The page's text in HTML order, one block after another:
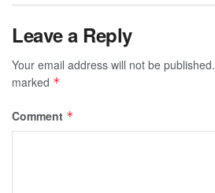
Leave a Reply
Your email address will not be published.
marked *
Comment *